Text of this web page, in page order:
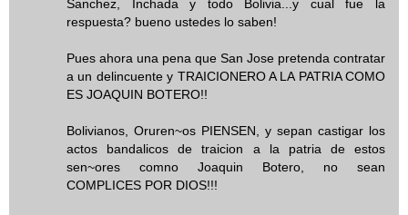
Sanchez, Inchada y todo Bolivia...y cual fue la
respuesta? bueno ustedes lo saben!
Pues ahora una pena que San Jose pretenda contratar
a un delincuente y TRAICIONERO A LA PATRIA COMO
ES JOAQUIN BOTERO!!
Bolivianos, Oruren~os PIENSEN, y sepan castigar los
actos bandalicos de traicion a la patria de estos
sen~ores comno Joaquin Botero, no sean
COMPLICES POR DIOS!!!